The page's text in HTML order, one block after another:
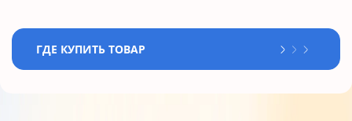
ГДЕ КУПИТЬ ТОВАР